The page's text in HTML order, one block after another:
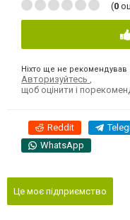
(0
Ніхто ще не рекомендував
Авторизуйтесь
щоб оцінити і
Reddit
WhatsApp
Це моє підприємство